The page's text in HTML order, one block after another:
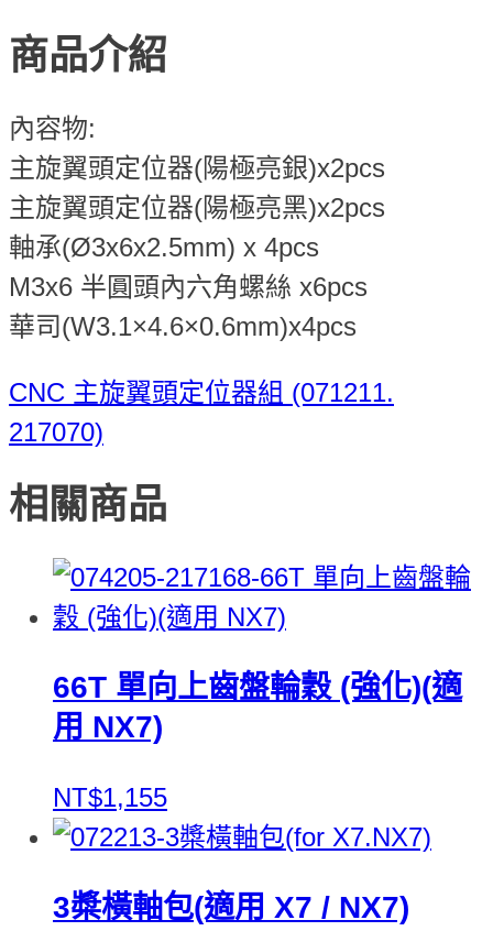
商品介紹
內容物:
主旋翼頭定位器(陽極亮銀)x2pcs
主旋翼頭定位器(陽極亮黑)x2pcs
軸承(Ø3x6x2.5mm) x 4pcs
M3x6 半圓頭內六角螺絲 x6pcs
華司(W3.1×4.6×0.6mm)x4pcs
CNC 主旋翼頭定位器組 (071211.
217070)
相關商品
66T 單向上齒盤輪穀 (強化)(適
用 NX7)
NT$1,155
3槳橫軸包(適用 X7 / NX7)